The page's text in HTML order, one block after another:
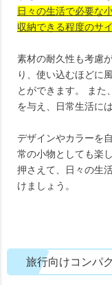
日々の生活で必要な
収納できる程度のサ
素材の耐久性も考慮
り、使い込むほどに
とができます。 また
を与え、日常生活に
デザインやカラーを
常の小物としても楽
押さえて、日々の生
けましょう。
旅行向けコンパ